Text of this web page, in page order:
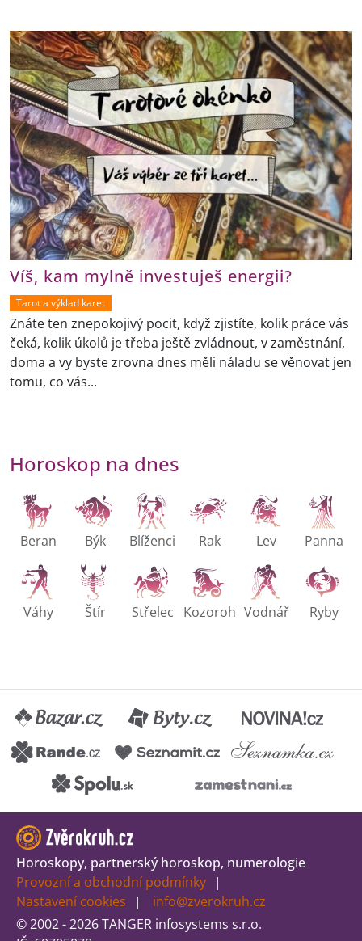
Víš, kam mylně investuješ energii?
Tarot a výklad karet
Znáte ten znepokojivý pocit, když zjistíte, kolik práce vás
čeká, kolik úkolů je třeba ještě zvládnout, v zaměstnání,
doma a vy byste zrovna dnes měli náladu se věnovat jen
tomu, co vás...
Horoskop na dnes
Beran Býk Blíženci Rak Lev Panna
Váhy Štír Střelec Kozoroh Vodnář Ryby
Horoskopy, partnerský horoskop, numerologie
Provozní a obchodní podmínky
Nastavení cookies
info@zverokruh.cz
© 2002 - 2026 TANGER infosystems s.r.o.